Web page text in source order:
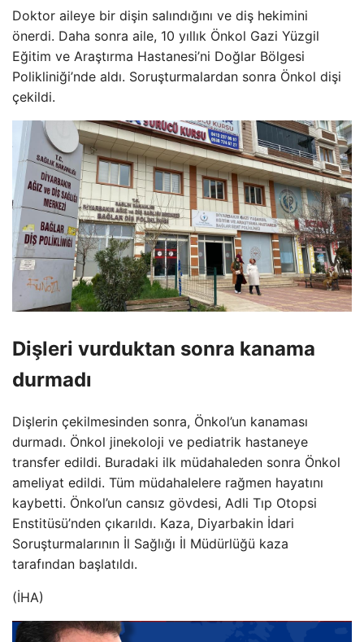
Doktor aileye bir dişin salındığını ve diş hekimini
önerdi. Daha sonra aile, 10 yıllık Önkol Gazi Yüzgil
Eğitim ve Araştırma Hastanesi’ni Doğlar Bölgesi
Polikliniği’nde aldı. Soruşturmalardan sonra Önkol dişi
çekildi.
Dişleri vurduktan sonra kanama
durmadı
Dişlerin çekilmesinden sonra, Önkol’un kanaması
durmadı. Önkol jinekoloji ve pediatrik hastaneye
transfer edildi. Buradaki ilk müdahaleden sonra Önkol
ameliyat edildi. Tüm müdahalelere rağmen hayatını
kaybetti. Önkol’un cansız gövdesi, Adli Tıp Otopsi
Enstitüsü’nden çıkarıldı. Kaza, Diyarbakin İdari
Soruşturmalarının İl Sağlığı İl Müdürlüğü kaza
tarafından başlatıldı.
(İHA)